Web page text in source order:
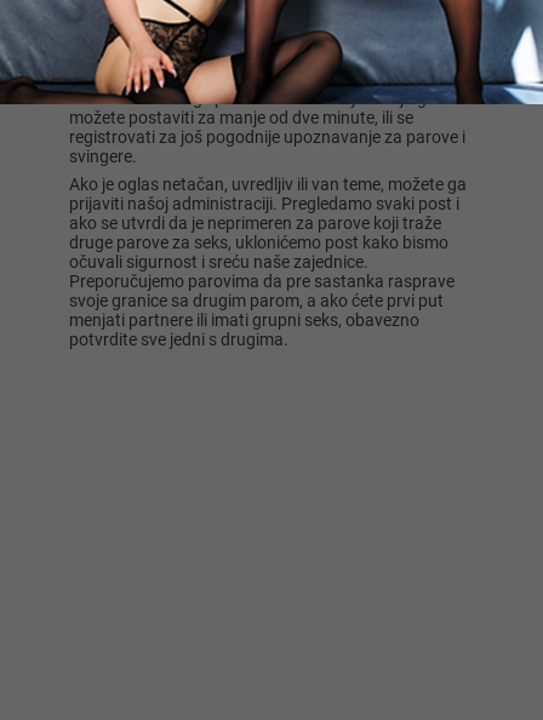
Zašto parovi traže parove na Xlist.rs?
Zato što su oglasi potpuno besplatni, parovi na
Xlist.rs traže druge parove širom zemlje. Svoj oglas
možete postaviti za manje od dve minute, ili se
registrovati za još pogodnije upoznavanje za parove i
svingere.
Ako je oglas netačan, uvredljiv ili van teme, možete ga
prijaviti našoj administraciji. Pregledamo svaki post i
ako se utvrdi da je neprimeren za parove koji traže
druge parove za seks, uklonićemo post kako bismo
očuvali sigurnost i sreću naše zajednice.
Preporučujemo parovima da pre sastanka rasprave
svoje granice sa drugim parom, a ako ćete prvi put
menjati partnere ili imati grupni seks, obavezno
potvrdite sve jedni s drugima.